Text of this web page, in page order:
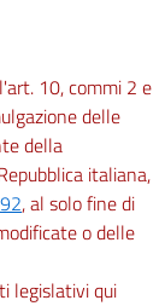
10, commi 2 e
delle
della
italiana,
, al solo fine di
o delle
legislativi qui